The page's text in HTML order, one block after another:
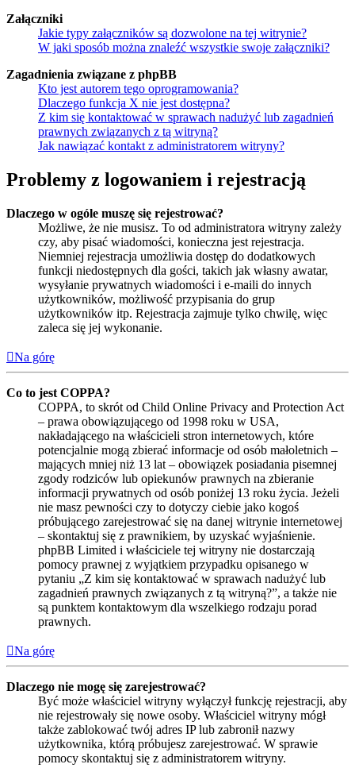
Załączniki
Jakie typy załączników są dozwolone na tej witrynie?
W jaki sposób można znaleźć wszystkie swoje załączniki?
Zagadnienia związane z phpBB
Kto jest autorem tego oprogramowania?
Dlaczego funkcja X nie jest dostępna?
Z kim się kontaktować w sprawach nadużyć lub zagadnień
prawnych związanych z tą witryną?
Jak nawiązać kontakt z administratorem witryny?
Problemy z logowaniem i rejestracją
Dlaczego w ogóle muszę się rejestrować?
Możliwe, że nie musisz. To od administratora witryny zależy
czy, aby pisać wiadomości, konieczna jest rejestracja.
Niemniej rejestracja umożliwia dostęp do dodatkowych
funkcji niedostępnych dla gości, takich jak własny awatar,
wysyłanie prywatnych wiadomości i e-maili do innych
użytkowników, możliwość przypisania do grup
użytkowników itp. Rejestracja zajmuje tylko chwilę, więc
zaleca się jej wykonanie.
Na górę
Co to jest COPPA?
COPPA, to skrót od Child Online Privacy and Protection Act
– prawa obowiązującego od 1998 roku w USA,
nakładającego na właścicieli stron internetowych, które
potencjalnie mogą zbierać informacje od osób małoletnich –
mających mniej niż 13 lat – obowiązek posiadania pisemnej
zgody rodziców lub opiekunów prawnych na zbieranie
informacji prywatnych od osób poniżej 13 roku życia. Jeżeli
nie masz pewności czy to dotyczy ciebie jako kogoś
próbującego zarejestrować się na danej witrynie internetowej
– skontaktuj się z prawnikiem, by uzyskać wyjaśnienie.
phpBB Limited i właściciele tej witryny nie dostarczają
pomocy prawnej z wyjątkiem przypadku opisanego w
pytaniu „Z kim się kontaktować w sprawach nadużyć lub
zagadnień prawnych związanych z tą witryną?”, a także nie
są punktem kontaktowym dla wszelkiego rodzaju porad
prawnych.
Na górę
Dlaczego nie mogę się zarejestrować?
Być może właściciel witryny wyłączył funkcję rejestracji, aby
nie rejestrowały się nowe osoby. Właściciel witryny mógł
także zablokować twój adres IP lub zabronił nazwy
użytkownika, którą próbujesz zarejestrować. W sprawie
pomocy skontaktuj się z administratorem witryny.